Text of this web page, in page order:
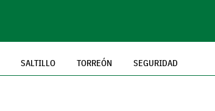
SALTILLO TORREÓN SEGURIDAD